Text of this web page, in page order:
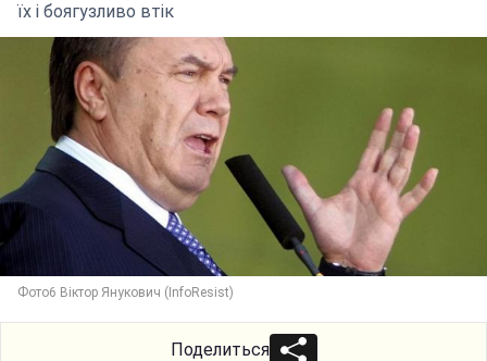
їх і боягузливо втік
Фото6 Віктор Янукович (InfoResist)
Поделиться